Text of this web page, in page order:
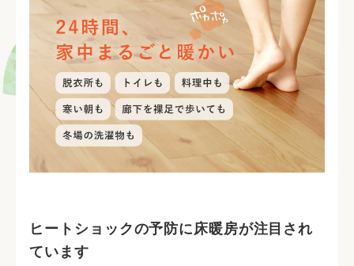
ヒートショックの予防に床暖房が注目され
ています